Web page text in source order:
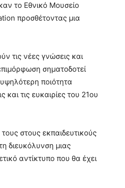
το Εθνικό Μουσείο
προσθέτοντας μια
τις νέες γνώσεις και
σηματοδοτεί
ποιότητα
και τις ευκαιρίες του 21ου
στους εκπαιδευτικούς
διευκόλυνση μιας
αντίκτυπο που θα έχει